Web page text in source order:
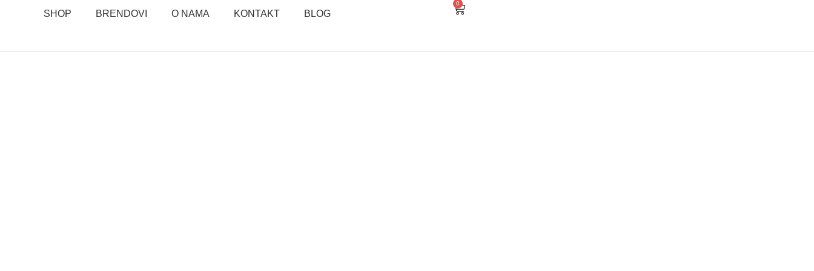
SHOP BRENDOVI O NAMA KONTAKT BLOG
0